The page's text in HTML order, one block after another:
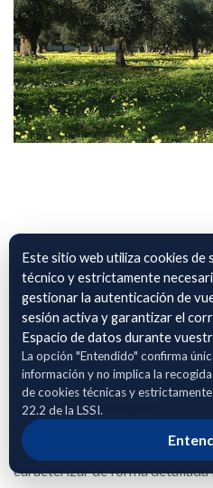
OLIVAR S.C.A.
CASARICHE
El archivo adjunto contiene
correspondiente a parcelas de
identificación SIGPAC
su localización geográfica
asociada a cada unidad de
tenencia del cultivo (secano o
caracterizar de forma
Este sitio web utiliza cookies de
técnico y estrictamente
gestionar la autenticación de
sesión activa y garantizar el
Espacio de datos durante
La opción "Entendido" confirma
información y no implica la
de cookies técnicas y
22.2 de la LSSI.